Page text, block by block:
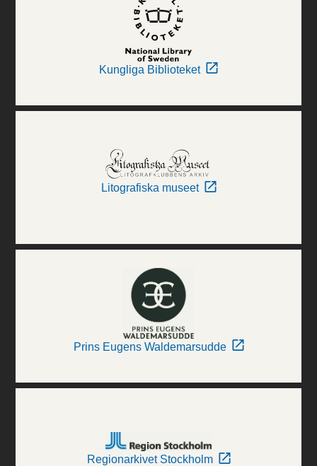
Kungliga Biblioteket
Litografiska museet
Prins Eugens Waldemarsudde
Regionarkivet Stockholm